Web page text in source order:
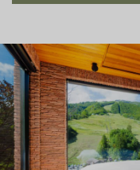
グリーンシーズン
イベント